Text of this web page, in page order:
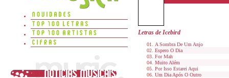
Letras de Icebird
A Sombra De Um Anjo
Espero O Dia
For Mah
Muito Além
Por Isso Estarei Aqui
Um Dia Após O Outro